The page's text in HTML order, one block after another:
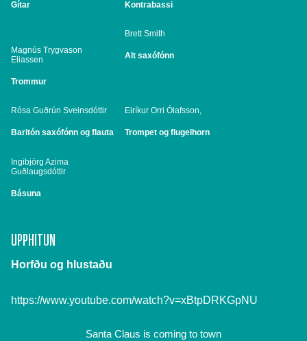
Gítar Kontrabassi
Magnús Trygvason
Eliassen
Trommur
Brett Smith
Alt saxófónn
Rósa Guðrún Sveinsdóttir
Baritón saxófónn og flauta
Eiríkur Orri Ólafsson,
Trompet og flugelhorn
Ingibjörg Azima
Guðlaugsdóttir
Básuna
UPPHITUN
Horfðu og hlustaðu
https://www.youtube.com/watch?v=xBtpDRKGpNU
Santa Claus is coming to town